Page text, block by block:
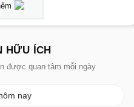
HỮU ÍCH
được quan tâm mỗi ngày
nay